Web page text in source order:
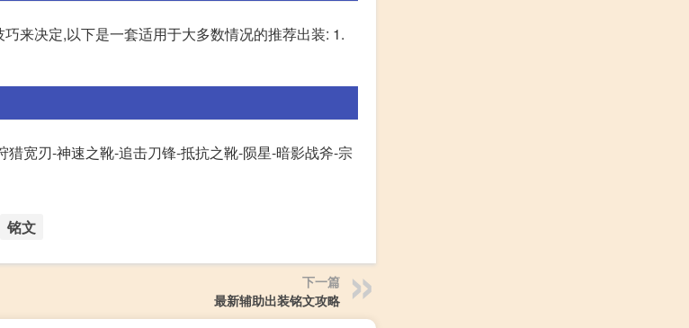
来决定,以下是一套适用于大多数情况的推荐出装: 1.
宽刃-神速之靴-追击刀锋-抵抗之靴-陨星-暗影战斧-宗
铭文
下一篇
最新辅助出装铭文攻略